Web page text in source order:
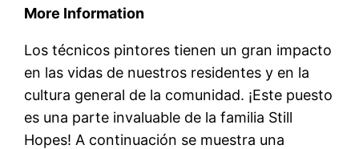
More Information
Los técnicos pintores tienen un gran impacto
en las vidas de nuestros residentes y en la
cultura general de la comunidad. ¡Este puesto
es una parte invaluable de la familia Still
Hopes! A continuación se muestra una